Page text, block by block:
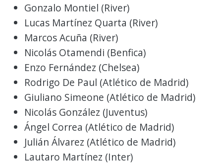
Gonzalo Montiel (River)
Lucas Martínez Quarta (River)
Marcos Acuña (River)
Nicolás Otamendi (Benfica)
Enzo Fernández (Chelsea)
Rodrigo De Paul (Atlético de Madrid)
Giuliano Simeone (Atlético de Madrid)
Nicolás González (Juventus)
Ángel Correa (Atlético de Madrid)
Julián Álvarez (Atlético de Madrid)
Lautaro Martínez (Inter)